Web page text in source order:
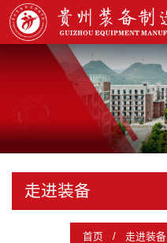
走进装备
首页 / 走进装备